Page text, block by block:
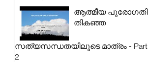
ആത്മീയ പുരോഗതി
തികഞ്ഞ
സത്യസന്ധതയിലൂടെ മാത്രം - Part
2